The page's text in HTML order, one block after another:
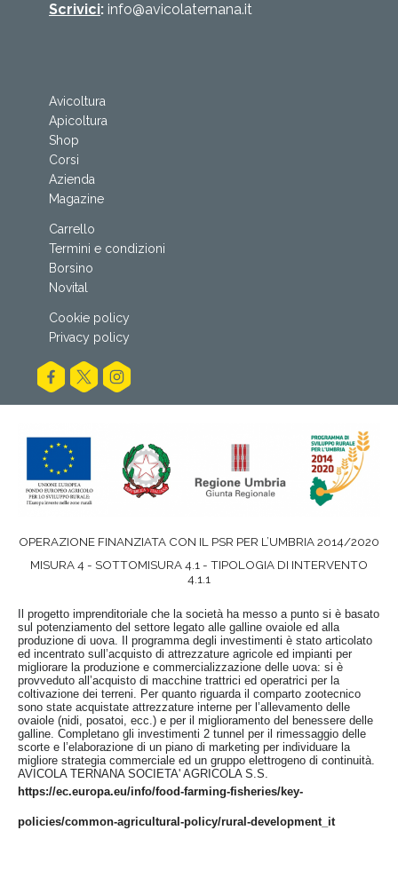
Scrivici: info@avicolaternana.it
Avicoltura
Apicoltura
Shop
Corsi
Azienda
Magazine
Carrello
Termini e condizioni
Borsino
Novital
Cookie policy
Privacy policy
OPERAZIONE FINANZIATA CON IL PSR PER L’UMBRIA 2014/2020
MISURA 4 - SOTTOMISURA 4.1 - TIPOLOGIA DI INTERVENTO
4.1.1
Il progetto imprenditoriale che la società ha messo a punto si è basato
sul potenziamento del settore legato alle galline ovaiole ed alla
produzione di uova. Il programma degli investimenti è stato articolato
ed incentrato sull’acquisto di attrezzature agricole ed impianti per
migliorare la produzione e commercializzazione delle uova: si è
provveduto all’acquisto di macchine trattrici ed operatrici per la
coltivazione dei terreni. Per quanto riguarda il comparto zootecnico
sono state acquistate attrezzature interne per l’allevamento delle
ovaiole (nidi, posatoi, ecc.) e per il miglioramento del benessere delle
galline. Completano gli investimenti 2 tunnel per il rimessaggio delle
scorte e l’elaborazione di un piano di marketing per individuare la
migliore strategia commerciale ed un gruppo elettrogeno di continuità.
AVICOLA TERNANA SOCIETA' AGRICOLA S.S.
https://ec.europa.eu/info/food-farming-fisheries/key-
policies/common-agricultural-policy/rural-development_it